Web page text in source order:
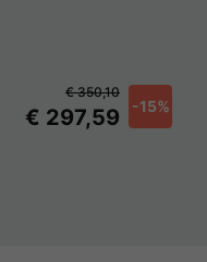
€ 297,59 -15%
€ 350,10